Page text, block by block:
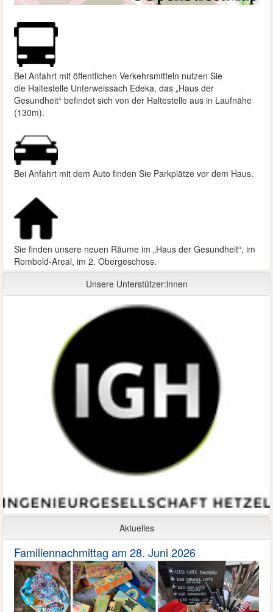
Bei Anfahrt mit öffentlichen Verkehrsmitteln nutzen Sie
die Haltestelle Unterweissach Edeka, das „Haus der
Gesundheit“ befindet sich von der Haltestelle aus in Laufnähe
(130m).
Bei Anfahrt mit dem Auto finden Sie Parkplätze vor dem Haus.
Sie finden unsere neuen Räume im „Haus der Gesundheit“, im
Rombold-Areal, im 2. Obergeschoss.
Unsere Unterstützer:innen
Aktuelles
Familiennachmittag am 28. Juni 2026